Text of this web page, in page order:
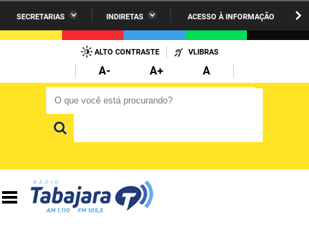
PARA
CONTEÚDO
SECRETARIAS INDIRETAS ACESSO À INFORMAÇÃO
Administração Penitenciária
Agricultura Familiar e Desenvolvimento do Semiárido
Casa Civil do Governador
Ciência, Tecnologia, Inovação e Ensino Superior
Comunicação Institucional
ARPB
ALTO CONTRASTE VLIBRAS
A- A+
A
O que você está procurando?